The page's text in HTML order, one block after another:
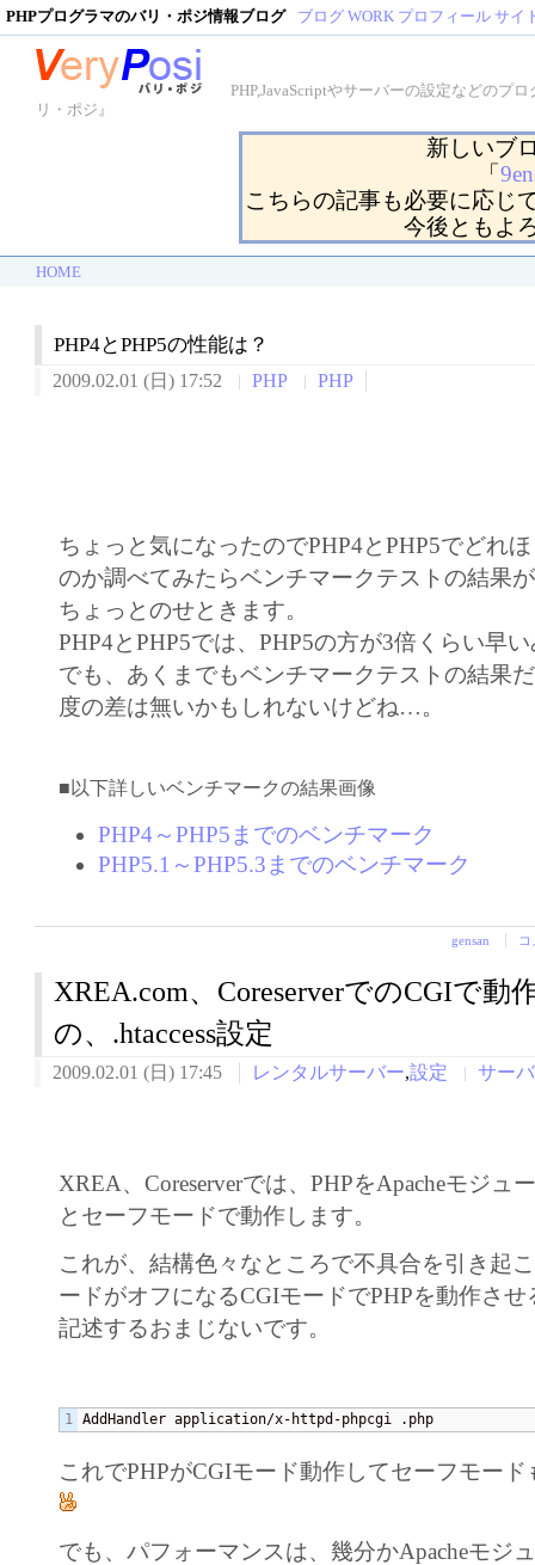
PHPプログラマのバリ・ポジ情報ブログ ブログ WORK プロフィール サイ
PHP,JavaScriptやサーバーの設定などのプ
リ・ポジ』
新しいブ
「
こちらの記事も必要に応じ
今後ともよ
HOME
PHP4とPHP5の性能は？
2009.02.01 (日) 17:52 PHP PHP
ちょっと気になったのでPHP4とPHP5でどれ
のか調べてみたらベンチマークテストの結果
ちょっとのせときます。
PHP4とPHP5では、PHP5の方が3倍くらい早
でも、あくまでもベンチマークテストの結果
度の差は無いかもしれないけどね…。
■以下詳しいベンチマークの結果画像
PHP4～PHP5までのベンチマーク
PHP5.1～PHP5.3までのベンチマーク
gensan
XREA.com、CoreserverでのCGIで動
の、.htaccess設定
2009.02.01 (日) 17:45 レンタルサーバー,設定 サー
XREA、Coreserverでは、PHPをApacheモジュ
とセーフモードで動作します。
これが、結構色々なところで不具合を引き起
ードがオフになるCGIモードでPHPを動作させ
記述するおまじないです。
AddHandler application/x-httpd-phpcgi .php
これでPHPがCGIモード動作してセーフモー
でも、パフォーマンスは、幾分かApacheモジ